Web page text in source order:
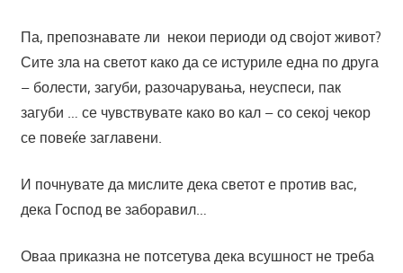
Па, препознавате ли некои периоди од својот живот?
Сите зла на светот како да се истуриле една по друга
– болести, загуби, разочарувања, неуспеси, пак
загуби … се чувствувате како во кал – со секој чекор
се повеќе заглавени.
И почнувате да мислите дека светот е против вас,
дека Господ ве заборавил…
Оваа приказна не потсетува дека всушност не треба